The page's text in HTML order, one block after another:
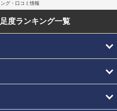
グ・口コミ情報
度ランキング一覧